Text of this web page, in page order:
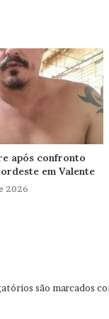
após confronto
em Valente
2026
são marcados